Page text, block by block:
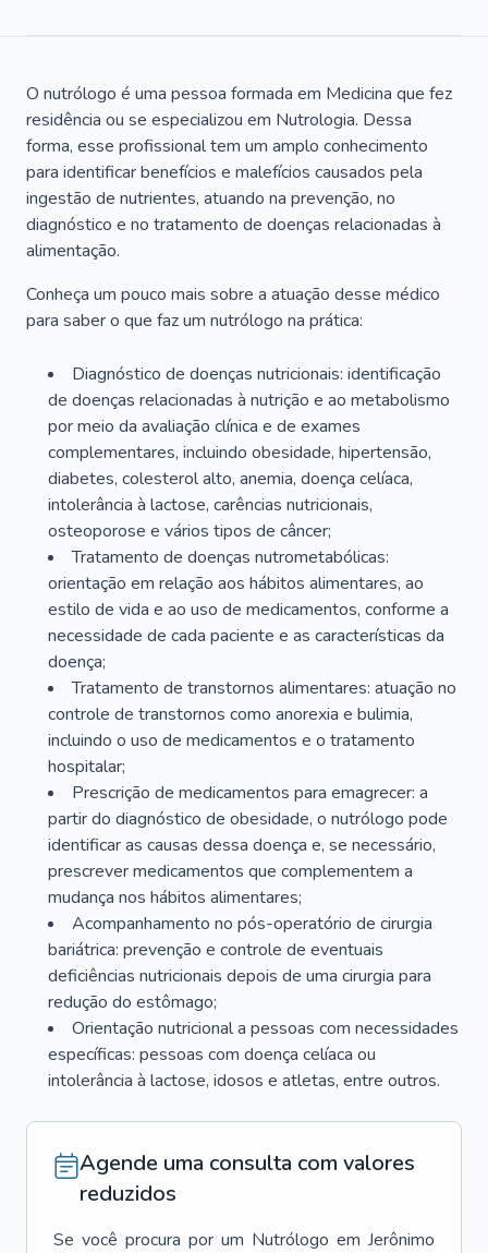
O nutrólogo é uma pessoa formada em Medicina que fez
residência ou se especializou em Nutrologia. Dessa
forma, esse profissional tem um amplo conhecimento
para identificar benefícios e malefícios causados pela
ingestão de nutrientes, atuando na prevenção, no
diagnóstico e no tratamento de doenças relacionadas à
alimentação.
Conheça um pouco mais sobre a atuação desse médico
para saber o que faz um nutrólogo na prática:
Diagnóstico de doenças nutricionais: identificação
de doenças relacionadas à nutrição e ao metabolismo
por meio da avaliação clínica e de exames
complementares, incluindo obesidade, hipertensão,
diabetes, colesterol alto, anemia, doença celíaca,
intolerância à lactose, carências nutricionais,
osteoporose e vários tipos de câncer;
Tratamento de doenças nutrometabólicas:
orientação em relação aos hábitos alimentares, ao
estilo de vida e ao uso de medicamentos, conforme a
necessidade de cada paciente e as características da
doença;
Tratamento de transtornos alimentares: atuação no
controle de transtornos como anorexia e bulimia,
incluindo o uso de medicamentos e o tratamento
hospitalar;
Prescrição de medicamentos para emagrecer: a
partir do diagnóstico de obesidade, o nutrólogo pode
identificar as causas dessa doença e, se necessário,
prescrever medicamentos que complementem a
mudança nos hábitos alimentares;
Acompanhamento no pós-operatório de cirurgia
bariátrica: prevenção e controle de eventuais
deficiências nutricionais depois de uma cirurgia para
redução do estômago;
Orientação nutricional a pessoas com necessidades
específicas: pessoas com doença celíaca ou
intolerância à lactose, idosos e atletas, entre outros.
Agende uma consulta com valores
reduzidos
Se você procura por um Nutrólogo em Jerônimo